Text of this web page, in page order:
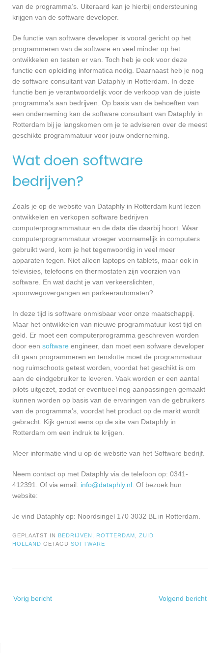
van de programma’s. Uiteraard kan je hierbij ondersteuning
krijgen van de software developer.
De functie van software developer is vooral gericht op het
programmeren van de software en veel minder op het
ontwikkelen en testen er van. Toch heb je ook voor deze
functie een opleiding informatica nodig. Daarnaast heb je nog
de software consultant van Dataphly in Rotterdam. In deze
functie ben je verantwoordelijk voor de verkoop van de juiste
programma’s aan bedrijven. Op basis van de behoeften van
een onderneming kan de software consultant van Dataphly in
Rotterdam bij je langskomen om je te adviseren over de meest
geschikte programmatuur voor jouw onderneming.
Wat doen software
bedrijven?
Zoals je op de website van Dataphly in Rotterdam kunt lezen
ontwikkelen en verkopen software bedrijven
computerprogrammatuur en de data die daarbij hoort. Waar
computerprogrammatuur vroeger voornamelijk in computers
gebruikt werd, kom je het tegenwoordig in veel meer
apparaten tegen. Niet alleen laptops en tablets, maar ook in
televisies, telefoons en thermostaten zijn voorzien van
software. En wat dacht je van verkeerslichten,
spoorwegovergangen en parkeerautomaten?
In deze tijd is software onmisbaar voor onze maatschappij.
Maar het ontwikkelen van nieuwe programmatuur kost tijd en
geld. Er moet een computerprogramma geschreven worden
door een software engineer, dan moet een sofware developer
dit gaan programmeren en tenslotte moet de programmatuur
nog ruimschoots getest worden, voordat het geschikt is om
aan de eindgebruiker te leveren. Vaak worden er een aantal
pilots uitgezet, zodat er eventueel nog aanpassingen gemaakt
kunnen worden op basis van de ervaringen van de gebruikers
van de programma’s, voordat het product op de markt wordt
gebracht. Kijk gerust eens op de site van Dataphly in
Rotterdam om een indruk te krijgen.
Meer informatie vind u op de website van het Software bedrijf.
Neem contact op met Dataphly via de telefoon op: 0341-
412391. Of via email: info@dataphly.nl . Of bezoek hun
website:
Je vind Dataphly op: Noordsingel 170 3032 BL in Rotterdam.
GEPLAATST IN BEDRIJVEN ROTTERDAM
ZUID
HOLLAND GETAGD SOFTWARE
navigatie
Vorig bericht Volgend bericht